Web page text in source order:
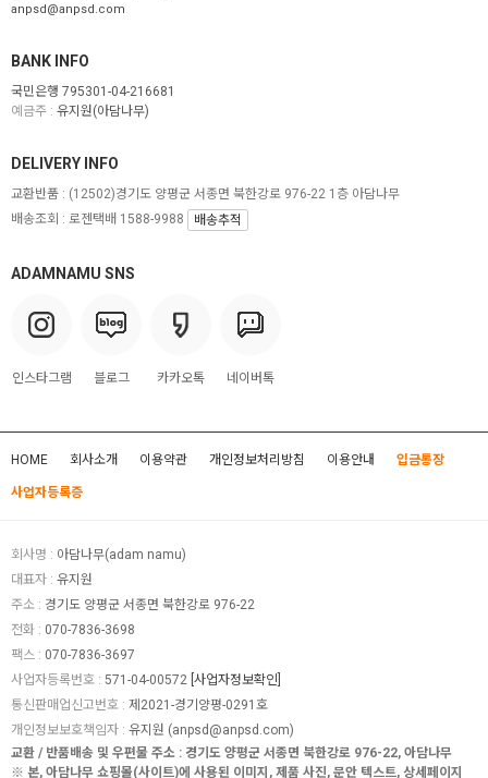
anpsd@anpsd.com
BANK INFO
국민은행 795301-04-216681
예금주 : 유지원(아담나무)
ADAMNAMU SNS
인스타그램 블로그 카카오톡 네이버톡
DELIVERY INFO
교환반품 : (12502)경기도 양평군 서종면 북한강로 976-22 1층 아담나무
배송조회 : 로젠택배 1588-9988
배송추적
HOME 회사소개 이용약관 개인정보처리방침 이용안내 입금통장
사업자등록증
회사명 : 아담나무(adam namu)
대표자 : 유지원
주소 : 경기도 양평군 서종면 북한강로 976-22
전화 : 070-7836-3698
팩스 : 070-7836-3697
사업자등록번호 : 571-04-00572 [사업자정보확인]
통신판매업신고번호 : 제2021-경기양평-0291호
개인정보보호책임자 : 유지원 (anpsd@anpsd.com)
교환 / 반품배송 및 우편물 주소 : 경기도 양평군 서종면 북한강로 976-22, 아담나무
※ 본, 아담나무 쇼핑몰(사이트)에 사용된 이미지, 제품 사진, 문안 텍스트, 상세페이지